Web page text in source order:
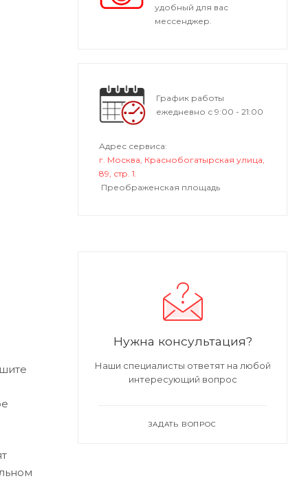
удобный для вас
мессенджер.
График работы
ежедневно с 9:00 - 21:00
Адрес сервиса:
г. Москва, Краснобогатырская улица,
89, стр. 1.
Преображенская площадь
Нужна консультация?
Наши специалисты ответят на любой
интересующий вопрос
ЗАДАТЬ ВОПРОС